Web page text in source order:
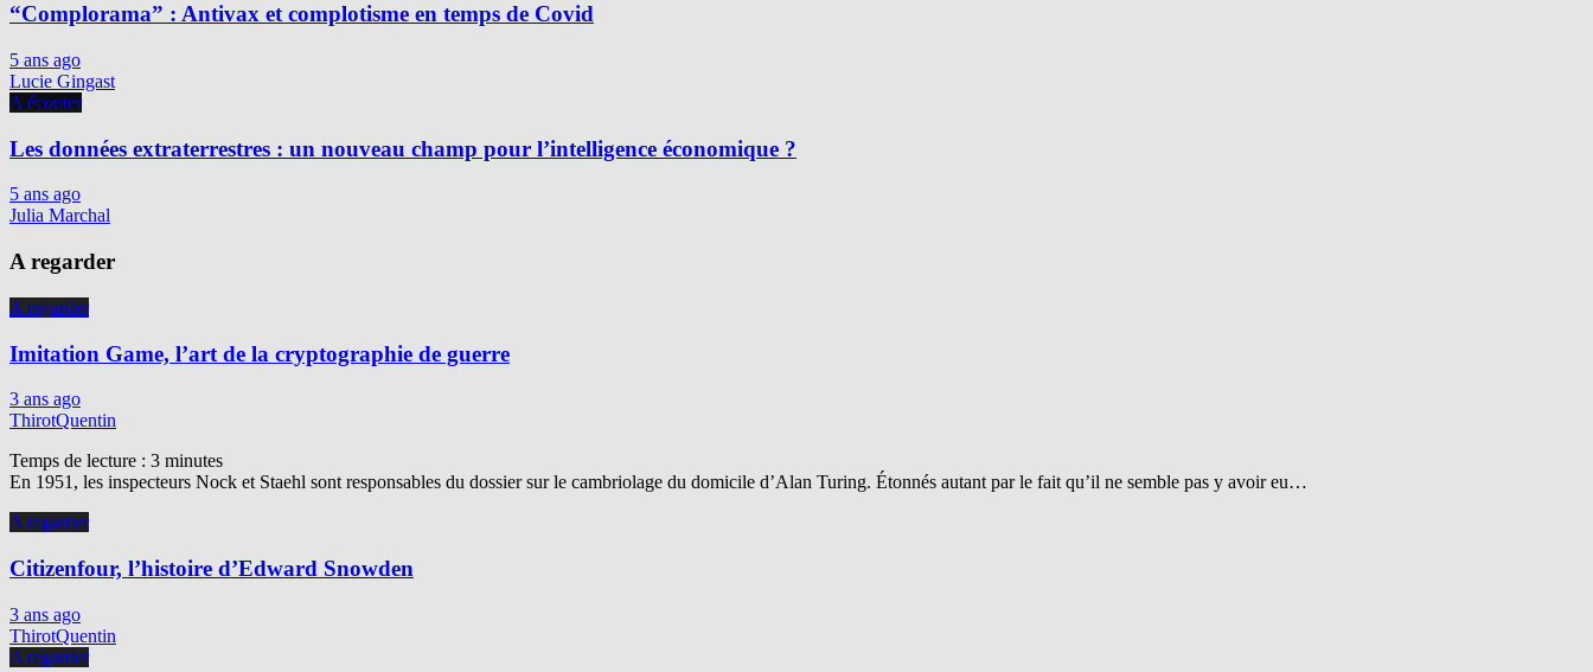
“Complorama” : Antivax et complotisme en temps de Covid
5 ans ago
Lucie Gingast
A écouter
Les données extraterrestres : un nouveau champ pour l’intelligence économique ?
5 ans ago
Julia Marchal
A regarder
A regarder
Imitation Game, l’art de la cryptographie de guerre
3 ans ago
ThirotQuentin
Temps de lecture : 3 minutes
En 1951, les inspecteurs Nock et Staehl sont responsables du dossier sur le cambriolage du domicile d’Alan Turing. Étonnés autant par le fait qu’il ne semble pas y avoir eu…
A regarder
Citizenfour, l’histoire d’Edward Snowden
3 ans ago
ThirotQuentin
A regarder